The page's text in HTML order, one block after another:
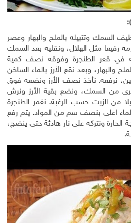
السمك وتتبيله بالملح والبهار وعصر
رفيعا مثل الهلال، ونقليه بعد السمك
في قعر الطنجرة وفوقه نصف كمية
والبهار، وبعد نقع الأرز بالماء الساخن
نرفعه. نأخذ نصف الأرز ونضعه فوق
من السمك، ونضع بقية الأرز ونرش
من الزيت حسب الرغبة. نغمر الطنجرة
اعلى بنصف سم من المواد. يتم رفع
الحارة ونتركه على نار هادئة حتى ينضج،